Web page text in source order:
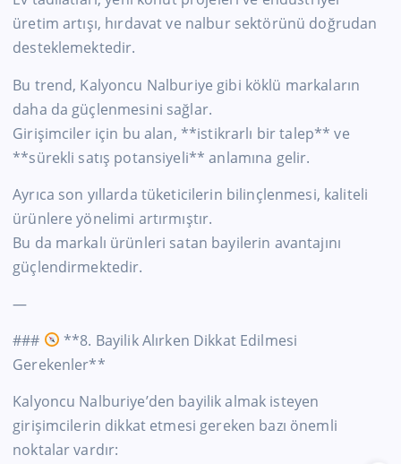
üretim artışı, hırdavat ve nalbur sektörünü doğrudan
desteklemektedir.
Bu trend, Kalyoncu Nalburiye gibi köklü markaların
daha da güçlenmesini sağlar.
Girişimciler için bu alan, **istikrarlı bir talep** ve
**sürekli satış potansiyeli** anlamına gelir.
Ayrıca son yıllarda tüketicilerin bilinçlenmesi, kaliteli
ürünlere yönelimi artırmıştır.
Bu da markalı ürünleri satan bayilerin avantajını
güçlendirmektedir.
—
###
**8. Bayilik Alırken Dikkat Edilmesi
Gerekenler**
Kalyoncu Nalburiye’den bayilik almak isteyen
girişimcilerin dikkat etmesi gereken bazı önemli
noktalar vardır: